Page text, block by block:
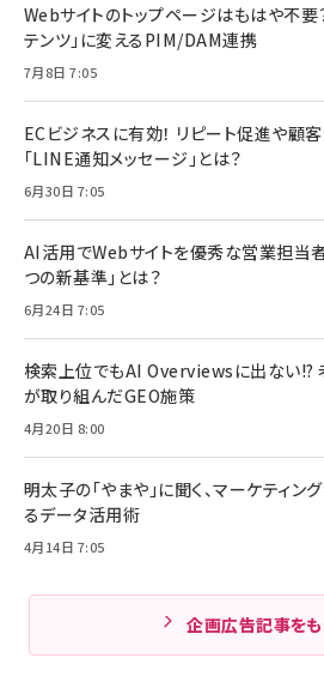
Webサイトのトップページはもはや不要
テンツ」に変えるPIM/DAM連携
7月8日 7:05
ECビジネスに有効！ リピート促進や顧
「LINE通知メッセージ」とは？
6月30日 7:05
AI活用でWebサイトを優秀な営業担当
つの新基準」とは？
6月24日 7:05
検索上位でもAI Overviewsに出ない!?
が取り組んだGEO施策
4月20日 8:00
明太子の「やまや」に聞く、マーケティン
るデータ活用術
4月14日 7:05
企画広告記事をも